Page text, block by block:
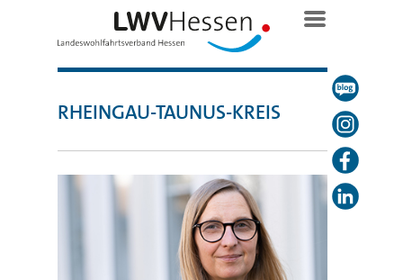
RHEINGAU-TAUNUS-KREIS